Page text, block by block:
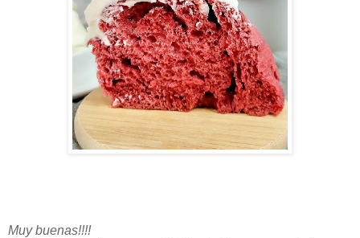
Muy buenas!!!!